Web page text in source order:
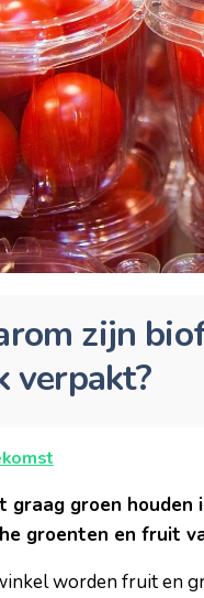
zijn
verpakt?
graag groen
groenten en fruit
worden fruit en